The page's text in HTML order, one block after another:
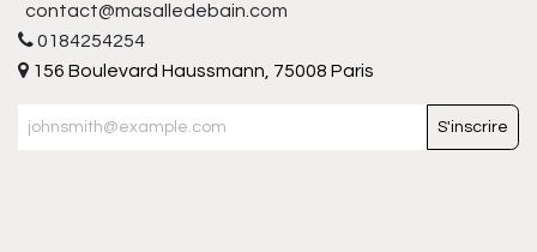
contact@masalledebain.com
0184254254
156 Boulevard Haussmann, 75008 Paris
S'inscrire